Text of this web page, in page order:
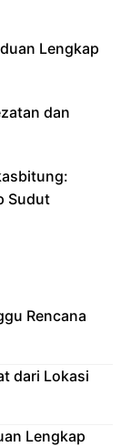
Lengkap
dan
Sudut
Rencana
dari Lokasi
Lengkap